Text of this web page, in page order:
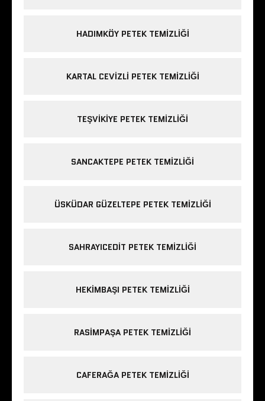
HADIMKÖY PETEK TEMIZLIĞI
KARTAL CEVIZLI PETEK TEMIZLIĞI
TEŞVIKIYE PETEK TEMIZLIĞI
SANCAKTEPE PETEK TEMIZLIĞI
ÜSKÜDAR GÜZELTEPE PETEK TEMIZLIĞI
SAHRAYICEDIT PETEK TEMIZLIĞI
HEKIMBAŞI PETEK TEMIZLIĞI
RASIMPAŞA PETEK TEMIZLIĞI
CAFERAĞA PETEK TEMIZLIĞI